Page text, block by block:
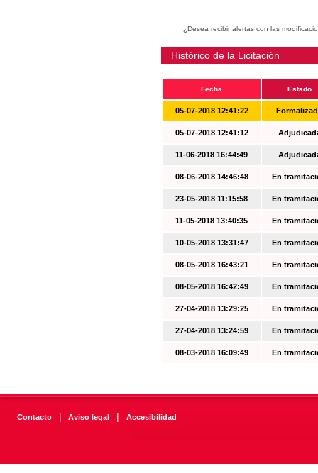
¿Desea recibir alertas con las
Histórico de la Licitación
Fecha Estado
05-07-2018 12:41:22
05-07-2018 12:41:12
11-06-2018 16:44:49
08-06-2018 14:46:48 En
23-05-2018 11:15:58 En
11-05-2018 13:40:35 En
10-05-2018 13:31:47 En
08-05-2018 16:43:21 En
08-05-2018 16:42:49 En
27-04-2018 13:29:25 En
27-04-2018 13:24:59 En
08-03-2018 16:09:49 En
Contacto | Aviso legal | Accesibilidad